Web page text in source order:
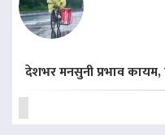
देशभर मनसुनी प्रभाव कायम,